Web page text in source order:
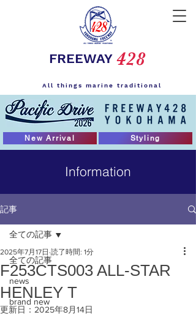
FREEWAY
All things marine traditional
428
New Arrival Styling
Information
記事
全ての記事
news
brand new
全ての記事
F253CTS003 ALL-STAR
HENLEY T
2025年7月17日 読了時間: 1分
更新日： 2025年8月14日